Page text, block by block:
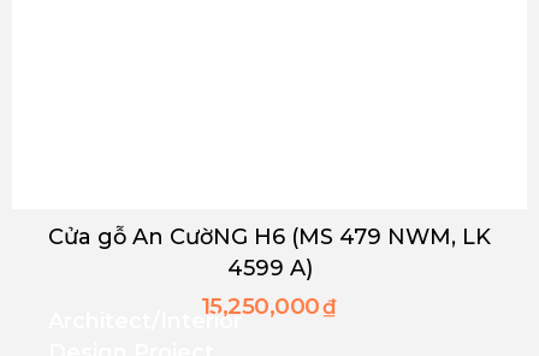
Cửa gỗ An CườNG H6 (MS 479 NWM, LK
4599 A)
15,250,000₫
Architect/interior